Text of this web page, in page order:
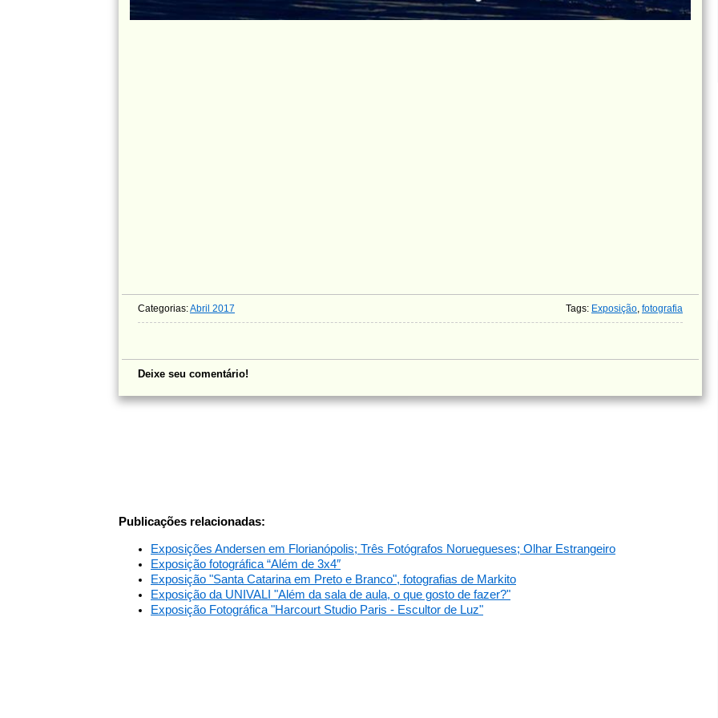
Categorias:Abril 2017 Tags: Exposição, fotografia
Deixe seu comentário!
Publicações relacionadas:
Exposições Andersen em Florianópolis; Três Fotógrafos Noruegueses; Olhar Estrangeiro
Exposição fotográfica “Além de 3x4″
Exposição "Santa Catarina em Preto e Branco", fotografias de Markito
Exposição da UNIVALI "Além da sala de aula, o que gosto de fazer?"
Exposição Fotográfica "Harcourt Studio Paris - Escultor de Luz"